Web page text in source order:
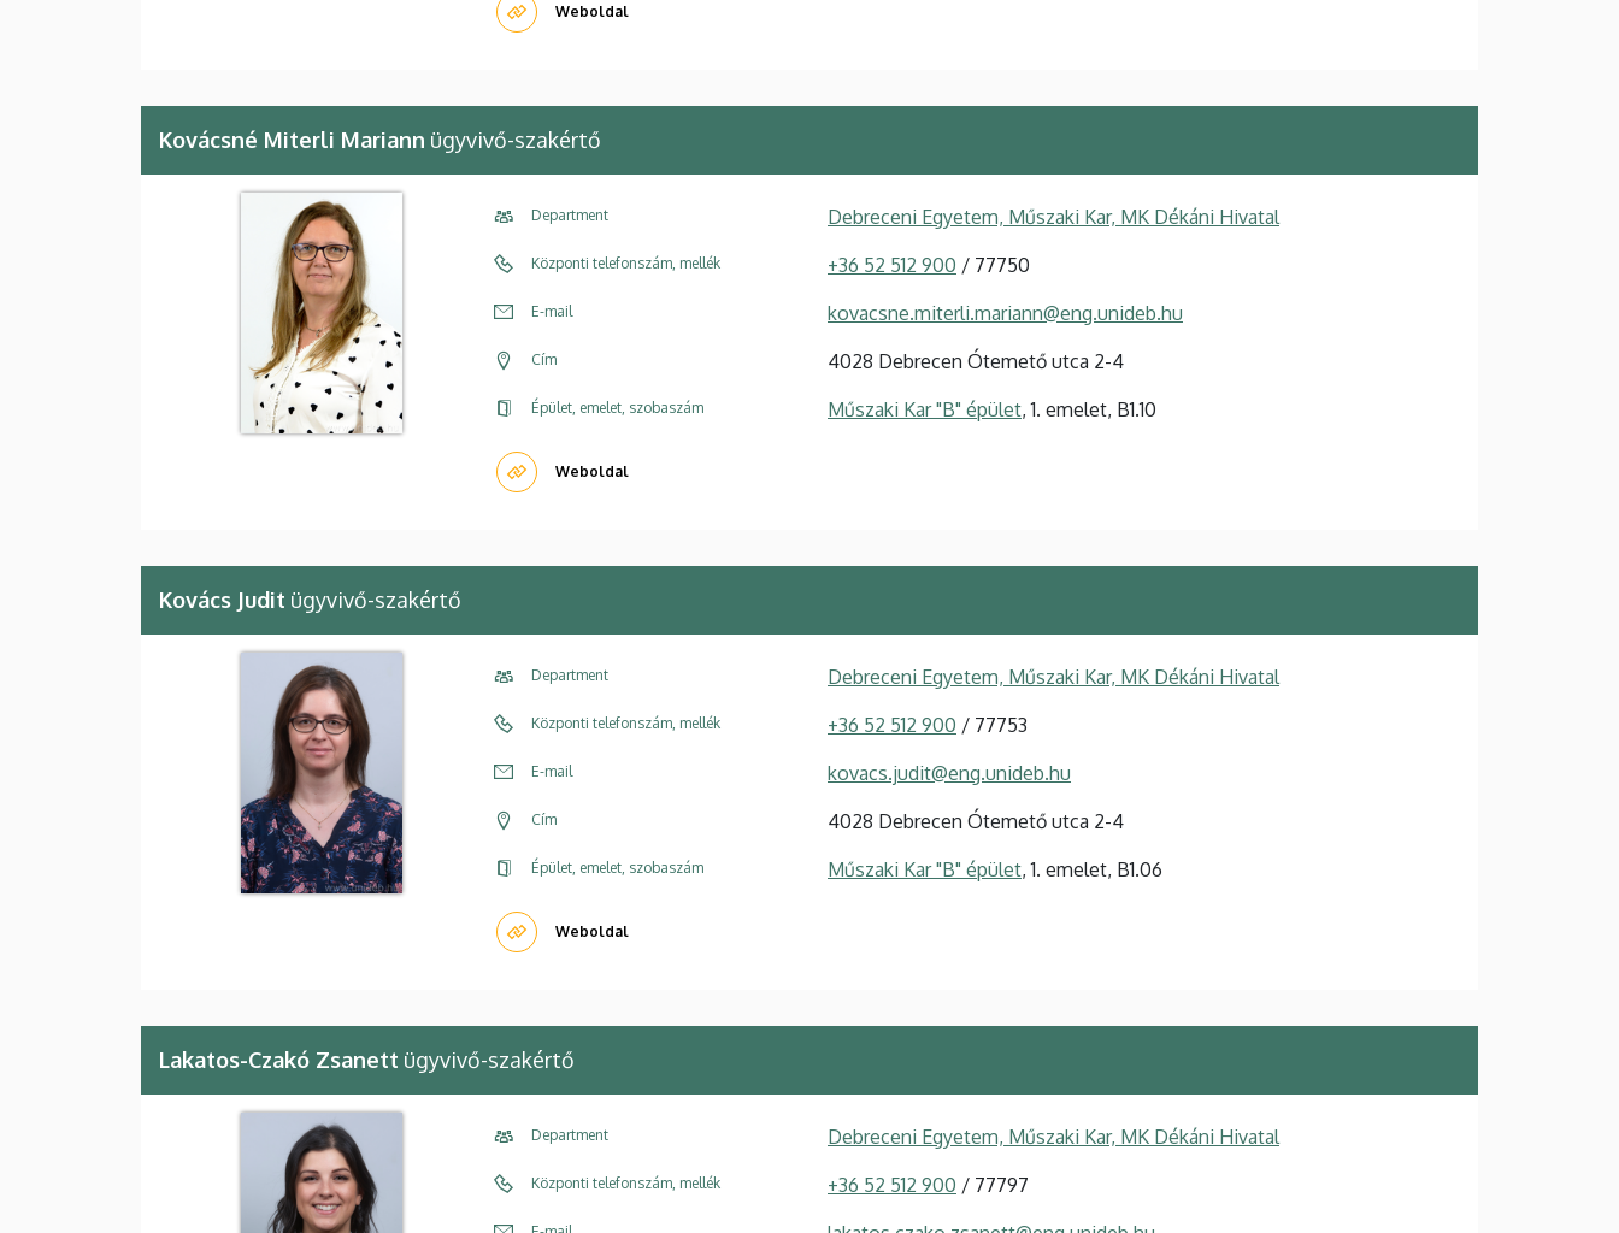
Weboldal
Kovácsné Miterli Mariann ügyvivő-szakértő
Department Debreceni Egyetem, Műszaki Kar, MK Dékáni Hivatal
Központi telefonszám, mellék +36 52 512 900 / 77750
E-mail kovacsne.miterli.mariann@eng.unideb.hu
Cím 4028 Debrecen Ótemető utca 2-4
Épület, emelet, szobaszám Műszaki Kar "B" épület, 1. emelet, B1.10
Weboldal
Kovács Judit ügyvivő-szakértő
Department Debreceni Egyetem, Műszaki Kar, MK Dékáni Hivatal
Központi telefonszám, mellék +36 52 512 900 / 77753
E-mail kovacs.judit@eng.unideb.hu
Cím 4028 Debrecen Ótemető utca 2-4
Épület, emelet, szobaszám Műszaki Kar "B" épület, 1. emelet, B1.06
Weboldal
Lakatos-Czakó Zsanett ügyvivő-szakértő
Department Debreceni Egyetem, Műszaki Kar, MK Dékáni Hivatal
Központi telefonszám, mellék +36 52 512 900 / 77797